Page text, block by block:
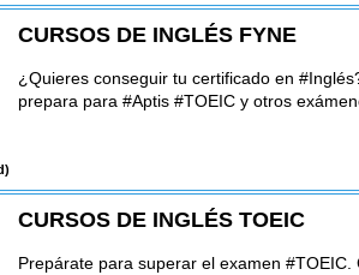
CURSOS DE INGLÉS FYNE
¿Quieres conseguir tu certificado en
prepara para #Aptis #TOEIC y otros
CURSOS DE INGLÉS TOEIC
Prepárate para superar el examen